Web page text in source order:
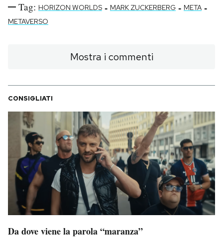
Tag: HORIZON WORLDS - MARK ZUCKERBERG - META -
METAVERSO
Mostra i commenti
CONSIGLIATI
Da dove viene la parola “maranza”